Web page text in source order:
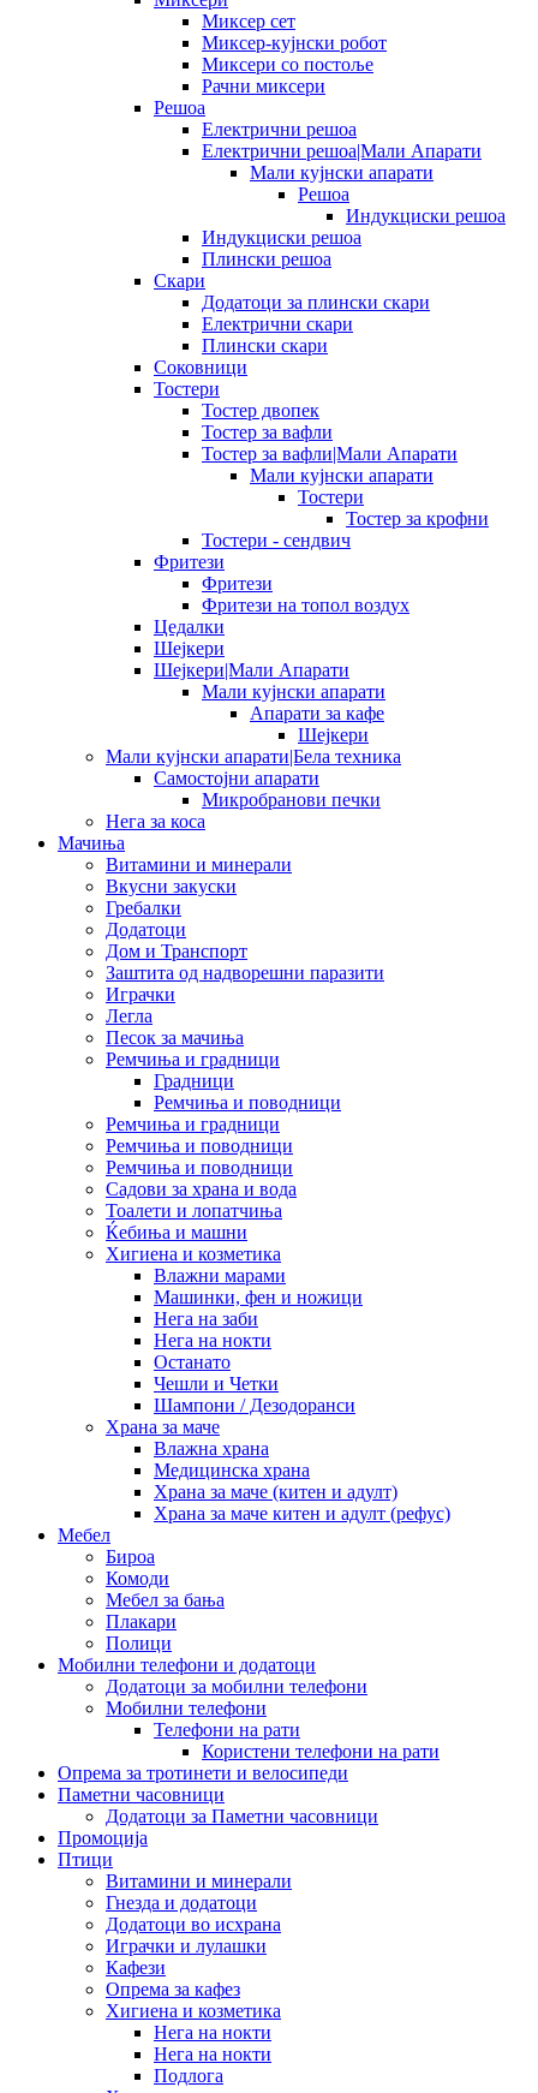
Миксер сет
Миксер-кујнски робот
Миксери со постоље
Рачни миксери
Решоа
Електрични решоа
Електрични решоа|Мали Апарати
Мали кујнски апарати
Решоа
Индукциски решоа
Индукциски решоа
Плински решоа
Скари
Додатоци за плински скари
Електрични скари
Плински скари
Соковници
Тостери
Тостер двопек
Тостер за вафли
Тостер за вафли|Мали Апарати
Мали кујнски апарати
Тостери
Тостер за крофни
Тостери - сендвич
Фритези
Фритези
Фритези на топол воздух
Цедалки
Шејкери
Шејкери|Мали Апарати
Мали кујнски апарати
Апарати за кафе
Шејкери
Мали кујнски апарати|Бела техника
Самостојни апарати
Микробранови печки
Нега за коса
Мачиња
Витамини и минерали
Вкусни закуски
Гребалки
Додатоци
Дом и Транспорт
Заштита од надворешни паразити
Играчки
Легла
Песок за мачиња
Ремчиња и градници
Градници
Ремчиња и поводници
Ремчиња и градници
Ремчиња и поводници
Ремчиња и поводници
Садови за храна и вода
Тоалети и лопатчиња
Ќебиња и машни
Хигиена и козметика
Влажни марами
Машинки, фен и ножици
Нега на заби
Нега на нокти
Останато
Чешли и Четки
Шампони / Дезодоранси
Храна за маче
Влажна храна
Медицинска храна
Храна за маче (китен и адулт)
Храна за маче китен и адулт (рефус)
Мебел
Бироа
Комоди
Мебел за бања
Плакари
Полици
Мобилни телефони и додатоци
Додатоци за мобилни телефони
Мобилни телефони
Телефони на рати
Користени телефони на рати
Опрема за тротинети и велосипеди
Паметни часовници
Додатоци за Паметни часовници
Промоција
Птици
Витамини и минерали
Гнезда и додатоци
Додатоци во исхрана
Играчки и лулашки
Кафези
Опрема за кафез
Хигиена и козметика
Нега на нокти
Нега на нокти
Подлога